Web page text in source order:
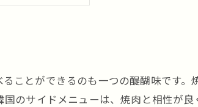
ことができるのも一つの醍醐味です。
のサイドメニューは、焼肉と相性が